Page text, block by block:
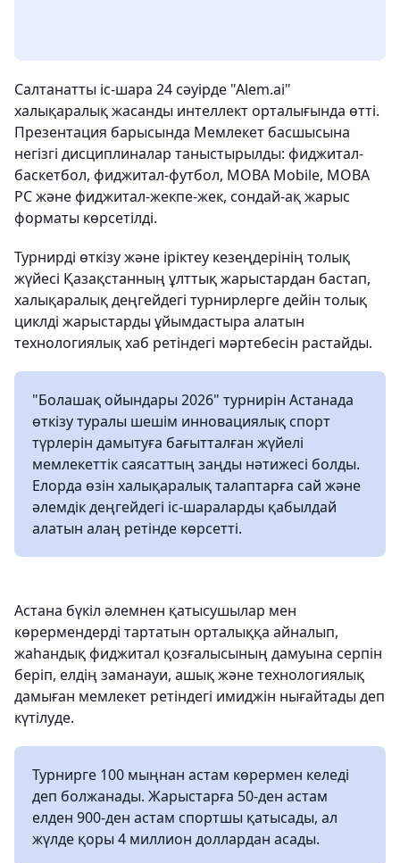
Салтанатты іс-шара 24 сәуірде "Аlem.ai"
халықаралық жасанды интеллект орталығында өтті.
Презентация барысында Мемлекет басшысына
негізгі дисциплиналар таныстырылды: фиджитал-
баскетбол, фиджитал-футбол, MOBA Mobile, MOBA
PC және фиджитал-жекпе-жек, сондай-ақ жарыс
форматы көрсетілді.
Турнирді өткізу және іріктеу кезеңдерінің толық
жүйесі Қазақстанның ұлттық жарыстардан бастап,
халықаралық деңгейдегі турнирлерге дейін толық
циклді жарыстарды ұйымдастыра алатын
технологиялық хаб ретіндегі мәртебесін растайды.
"Болашақ ойындары 2026" турнирін Астанада
өткізу туралы шешім инновациялық спорт
түрлерін дамытуға бағытталған жүйелі
мемлекеттік саясаттың заңды нәтижесі болды.
Елорда өзін халықаралық талаптарға сай және
әлемдік деңгейдегі іс-шараларды қабылдай
алатын алаң ретінде көрсетті.
Астана бүкіл әлемнен қатысушылар мен
көрермендерді тартатын орталыққа айналып,
жаһандық фиджитал қозғалысының дамуына серпін
беріп, елдің заманауи, ашық және технологиялық
дамыған мемлекет ретіндегі имиджін нығайтады деп
күтілуде.
Турнирге 100 мыңнан астам көрермен келеді
деп болжанады. Жарыстарға 50-ден астам
елден 900-ден астам спортшы қатысады, ал
жүлде қоры 4 миллион доллардан асады.